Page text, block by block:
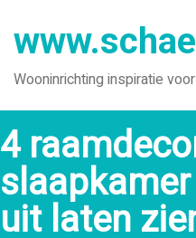
naar
inhoud
Wooninrichting inspiratie
4
uit laten